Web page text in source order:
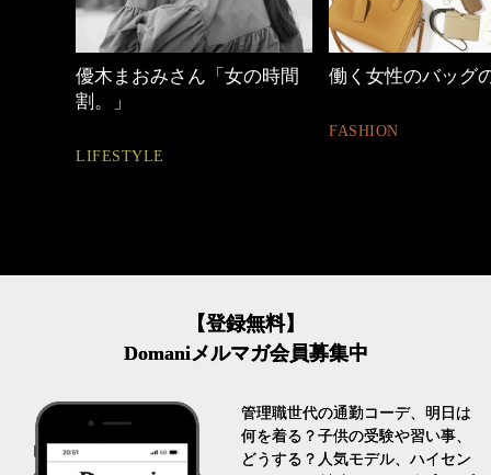
働く女性のバッグの中身
心地よくいられる
【登録無料】
Domaniメルマガ会員募集中
管理職世代の通勤コーデ、明日は
何を着る？子供の受験や習い事、
どうする？人気モデル、ハイセン